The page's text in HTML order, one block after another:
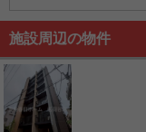
施設周辺の物件